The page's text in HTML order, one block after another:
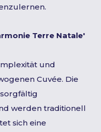
Terre Natale'
und
Cuvée. Die
werden traditionell
sich eine